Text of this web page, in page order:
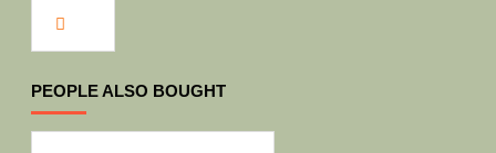
PEOPLE ALSO BOUGHT